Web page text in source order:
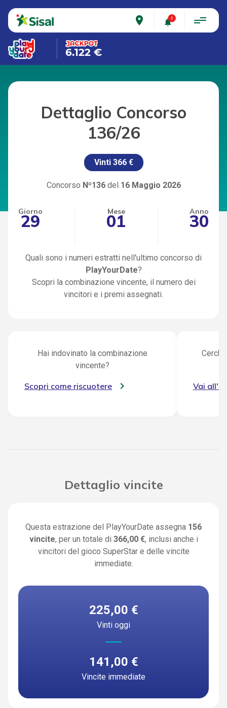
place
6.122 €
Dettaglio Concorso
136/26
Vinti 366 €
Concorso Nº136del 16 Maggio 2026
Giorno
29 Mese
01 Anno
30
Quali sono i numeri estratti nell'ultimo concorso di
PlayYourDate?
Scopri la combinazione vincente, il numero dei
vincitori e i premi assegnati.
Hai indovinato la combinazione
vincente?
Scopri come riscuotere
Cerchi
Vai
Dettaglio vincite
Questa estrazione del PlayYourDate assegna 156
vincite, per un totale di 366,00 €, inclusi anche i
vincitori del gioco SuperStar e delle vincite
immediate.
225,00 €
Vinti oggi
141,00 €
Vincite immediate